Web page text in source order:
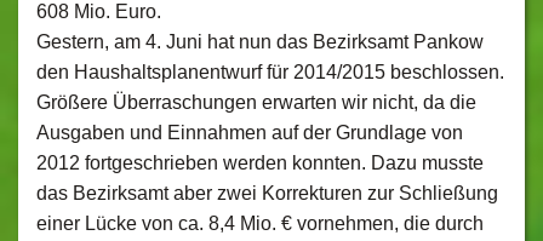
608 Mio. Euro.
Gestern, am 4. Juni hat nun das Bezirksamt Pankow
den Haushaltsplanentwurf für 2014/2015 beschlossen.
Größere Überraschungen erwarten wir nicht, da die
Ausgaben und Einnahmen auf der Grundlage von
2012 fortgeschrieben werden konnten. Dazu musste
das Bezirksamt aber zwei Korrekturen zur Schließung
einer Lücke von ca. 8,4 Mio. € vornehmen, die durch